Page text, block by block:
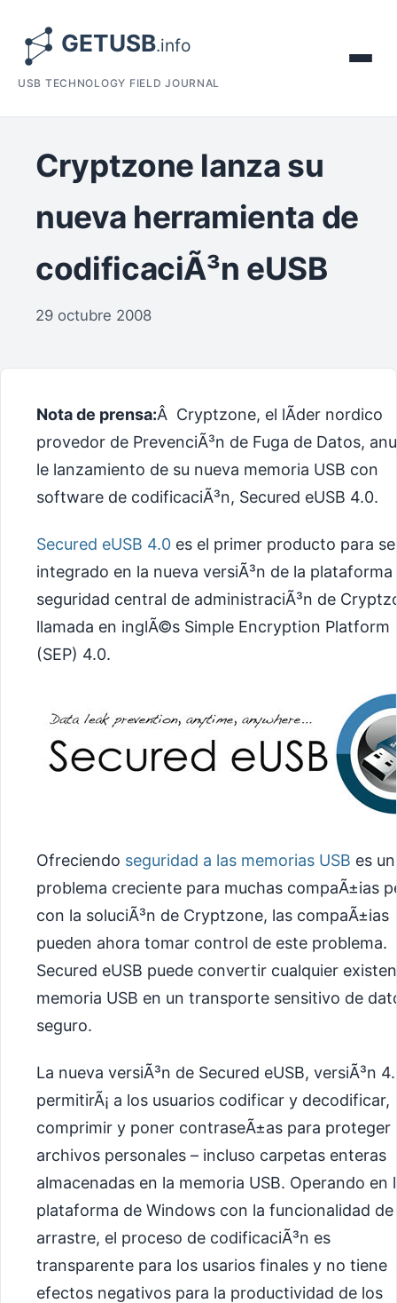
USB TECHNOLOGY FIELD JOURNAL
Cryptzone lanza su
nueva herramienta de
codificaciÃ³n eUSB
29 octubre 2008
Nota de prensa:Â Cryptzone, el lÃ­der nordico
provedor de PrevenciÃ³n de Fuga de Datos,
le lanzamiento de su nueva memoria USB con
software de codificaciÃ³n, Secured eUSB 4.0.
Secured eUSB 4.0 es el primer producto para
integrado en la nueva versiÃ³n de la plataforma
seguridad central de administraciÃ³n de
llamada en inglÃ©s Simple Encryption Platform
(SEP) 4.0.
Ofreciendo seguridad a las memorias USB es un
problema creciente para muchas compaÃ±ias
con la soluciÃ³n de Cryptzone, las compaÃ±ias
pueden ahora tomar control de este problema.
Secured eUSB puede convertir cualquier
memoria USB en un transporte sensitivo de
seguro.
La nueva versiÃ³n de Secured eUSB, versiÃ³n
permitirÃ¡ a los usuarios codificar y decodificar,
comprimir y poner contraseÃ±as para proteger
archivos personales – incluso carpetas enteras
almacenadas en la memoria USB. Operando en
plataforma de Windows con la funcionalidad de
arrastre, el proceso de codificaciÃ³n es
transparente para los usarios finales y no tiene
efectos negativos para la productividad de los